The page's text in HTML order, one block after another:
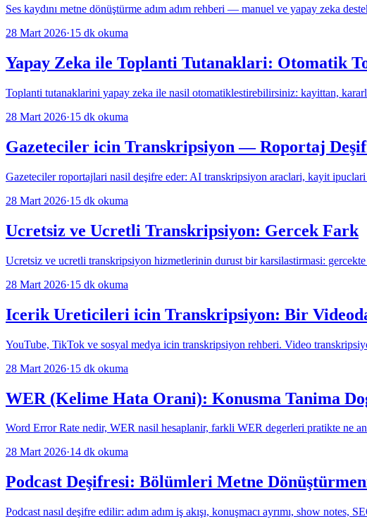
Ses kaydını metne dönüştürme adım adım rehberi — manuel ve yapay zeka
28 Mart 2026·15 dk okuma
Yapay Zeka ile Toplanti Tutanaklari: Otomatik
Toplanti tutanaklarini yapay zeka ile nasil otomatiklestirebilirsiniz: kayittan,
28 Mart 2026·15 dk okuma
Gazeteciler icin Transkripsiyon — Roportaj
Gazeteciler roportajlari nasil deşifre eder: AI transkripsiyon araclari, kayit
28 Mart 2026·15 dk okuma
Ucretsiz ve Ucretli Transkripsiyon: Gercek Fark
Ucretsiz ve ucretli transkripsiyon hizmetlerinin durust bir karsilastirmasi:
28 Mart 2026·15 dk okuma
Icerik Ureticileri icin Transkripsiyon: Bir
YouTube, TikTok ve sosyal medya icin transkripsiyon rehberi. Video
28 Mart 2026·15 dk okuma
WER (Kelime Hata Orani): Konusma Tanima
Word Error Rate nedir, WER nasil hesaplanir, farkli WER degerleri pratikte ne
28 Mart 2026·14 dk okuma
Podcast Deşifresi: Bölümleri Metne
Podcast nasıl deşifre edilir: adım adım iş akışı, konuşmacı ayrımı, show